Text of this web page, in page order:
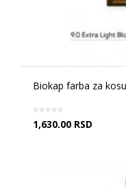
Biokap farba za
1,630.00 RSD